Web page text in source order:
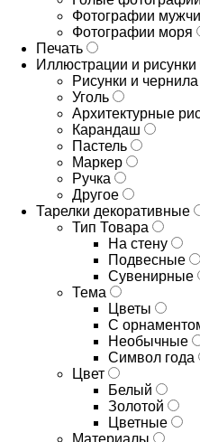
Фотографии
Фотографии моря
Печать
Иллюстрации и рисунки
Рисунки и чернила
Уголь
Архитектурные
Карандаш
Пастель
Маркер
Ручка
Другое
Тарелки декоративные
Тип Товара
На стену
Подвесные
Сувенирные
Тема
Цветы
С
Необычные
Символ года
Цвет
Белый
Золотой
Цветные
Материалы